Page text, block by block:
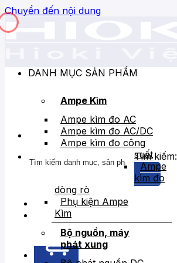
Chuyển đến nội dung
Tìm kiếm:
DANH MỤC SẢN PHẨM
Ampe Kìm
Ampe kìm đo AC
Ampe kìm đo AC/DC
Ampe kìm đo công
suất
Ampe
kìm đo
dòng rò
Phụ kiện Ampe
Kìm
Bộ nguồn, máy
phát xung